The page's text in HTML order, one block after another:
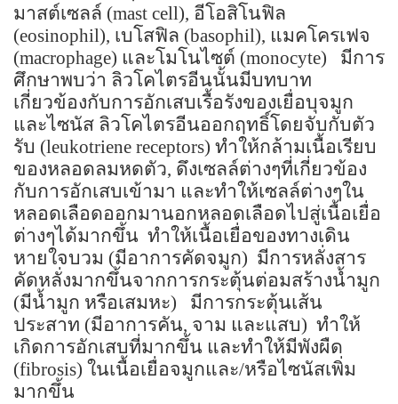
มาสต์เซลล์ (mast cell), อีโอสิโนฟิล
(eosinophil), เบโสฟิล (basophil), แมคโครเฟจ
(macrophage) และโมโนไซต์ (monocyte)
มีการ
ศึกษาพบว่า ลิวโคไตรอีนนั้นมีบทบาท
เกี่ยวข้องกับการอักเสบเรื้อรังของเยื่อบุจมูก
และไซนัส ลิวโคไตรอีนออกฤทธิ์โดยจับกับตัว
รับ (leukotriene receptors) ทำให้กล้ามเนื้อเรียบ
ของหลอดลมหดตัว, ดึงเซลล์ต่างๆที่เกี่ยวข้อง
กับการอักเสบเข้ามา และทำให้เซลล์ต่างๆใน
หลอดเลือดออกมานอกหลอดเลือดไปสู่เนื้อเยื่อ
ต่างๆได้มากขึ้น ทำให้เนื้อเยื่อของทางเดิน
หายใจบวม (มีอาการคัดจมูก) มีการหลั่งสาร
คัดหลั่งมากขึ้นจากการกระตุ้นต่อมสร้างน้ำมูก
(มีน้ำมูก หรือเสมหะ)
มีการกระตุ้นเส้น
ประสาท (มีอาการคัน, จาม และแสบ) ทำให้
เกิดการอักเสบที่มากขึ้น และทำให้มีพังผืด
(fibrosis) ในเนื้อเยื่อจมูกและ/หรือไซนัสเพิ่ม
มากขึ้น